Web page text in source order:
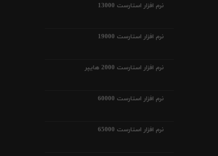
نرم افزار استارست 13000
نرم افزار استارست 19000
نرم افزار استارست 2000 هایپر
نرم افزار استارست 60000
نرم افزار استارست 65000